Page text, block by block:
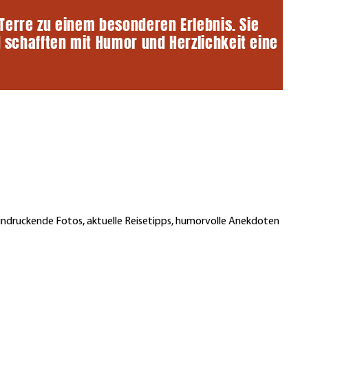
zu einem besonderen Erlebnis. Sie
mit Humor und Herzlichkeit eine
Fotos, aktuelle Reisetipps, humorvolle Anekdoten